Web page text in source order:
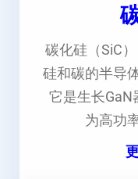
碳化硅（SiC
硅和碳的半导
它是生长GaN
为高功